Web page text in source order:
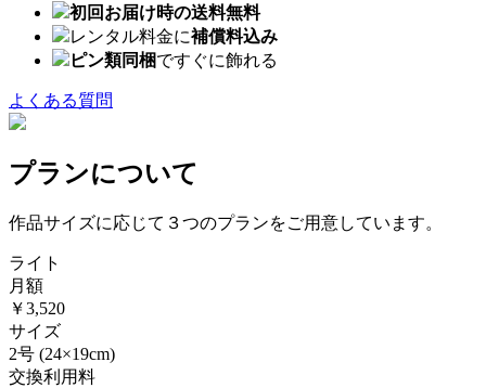
初回お届け時の送料無料
レンタル料金に補償料込み
ピン類同梱ですぐに飾れる
よくある質問
プランについて
作品サイズに応じて３つのプランをご用意しています。
ライト
月額
￥3,520
サイズ
2号 (24×19cm)
交換利用料